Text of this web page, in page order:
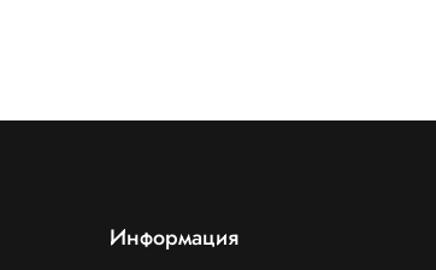
Информация